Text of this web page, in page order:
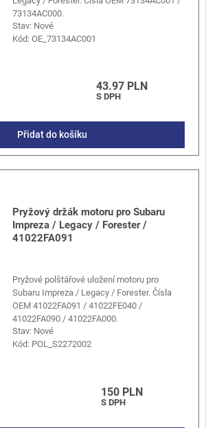
73134AC000.
Stav: Nové
Kód:OE_73134AC001
43.97 PLN
S DPH
Přidat do košíku
Pryžový držák motoru pro Subaru
Impreza / Legacy / Forester /
41022FA091
Pryžové polštářové uložení motoru pro
Subaru Impreza / Legacy / Forester. Čísla
OEM 41022FA091 / 41022FE040 /
41022FA090 / 41022FA000.
Stav: Nové
Kód: POL_S2272002
150 PLN
S DPH